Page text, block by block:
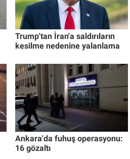
Trump'tan İran'a saldırıların
kesilme nedenine yalanlama
Ankara'da fuhuş operasyonu:
16 gözaltı